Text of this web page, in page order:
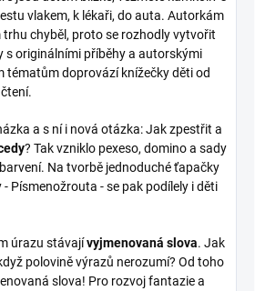
vlakem, k lékaři, do auta. Autorkám
chyběl, proto se rozhodly vytvořit
s originálními příběhy a autorskými
tématům doprovází knížečkyděti od
a s ní i nová otázka: Jakzpestřit a
? Tak vzniklo pexeso, domino a sady
Na tvorbě jednoduché ťapačky
Písmenožrouta - se pak podílely i děti
úrazu stávajívyjmenovaná slova. Jak
polovině výrazů nerozumí? Od toho
slova! Pro rozvoj fantazie a